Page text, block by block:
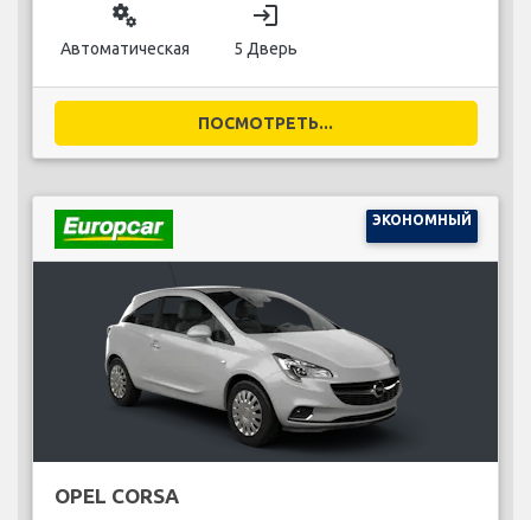
miscellaneous_services
Автоматическая
login
5 Дверь
ПОСМОТРЕТЬ...
ЭКОНОМНЫЙ
OPEL CORSA